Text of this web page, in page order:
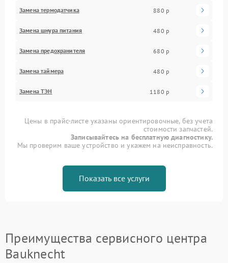
Замена термодатчика 880 р
Замена шнура питания 480 р
Замена предохранителя 680 р
Замена таймера 480 р
Замена ТЭН 1180 р
Цены в прайс-листе указаны ориентировочные, без учета
стоимости запчастей.
Записывайтесь на бесплатную диагностику.
Мы проверим ваше устройство и укажем на неисправность.
Показать все услуги
Преимущества сервисного центра
Bauknecht